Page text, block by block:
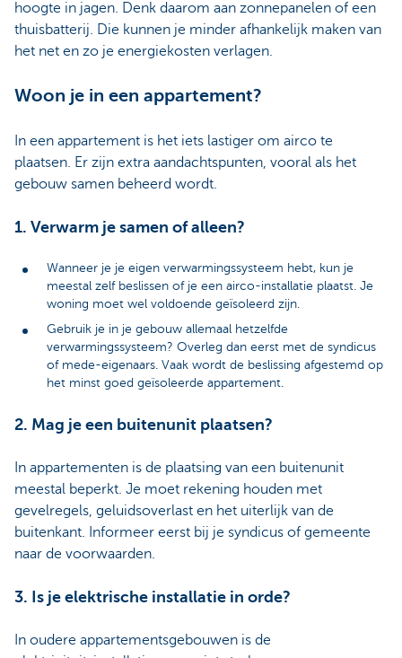
hoogte in jagen. Denk daarom aan zonnepanelen of een
thuisbatterij. Die kunnen je minder afhankelijk maken van
het net en zo je energiekosten verlagen.
Woon je in een appartement?
In een appartement is het iets lastiger om airco te
plaatsen. Er zijn extra aandachtspunten, vooral als het
gebouw samen beheerd wordt.
1. Verwarm je samen of alleen?
Wanneer je je eigen verwarmingssysteem hebt, kun je
meestal zelf beslissen of je een airco-installatie plaatst. Je
woning moet wel voldoende geïsoleerd zijn.
Gebruik je in je gebouw allemaal hetzelfde
verwarmingssysteem? Overleg dan eerst met de syndicus
of mede-eigenaars. Vaak wordt de beslissing afgestemd op
het minst goed geïsoleerde appartement.
2. Mag je een buitenunit plaatsen?
In appartementen is de plaatsing van een buitenunit
meestal beperkt. Je moet rekening houden met
gevelregels, geluidsoverlast en het uiterlijk van de
buitenkant. Informeer eerst bij je syndicus of gemeente
naar de voorwaarden.
3. Is je elektrische installatie in orde?
In oudere appartementsgebouwen is de